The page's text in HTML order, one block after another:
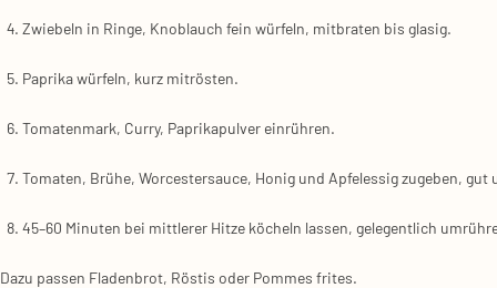
Zwie­beln in Rin­ge, Knob­lauch fein wür­feln, mit­bra­ten bis gla­sig.
Papri­ka wür­feln, kurz mit­rös­ten.
Toma­ten­mark, Cur­ry, Papri­ka­pul­ver ein­rüh­ren.
Toma­ten, Brü­he, Worces­ter­sauce, Honig und Apfel­es­sig zuge­ben, gut
45–60 Minu­ten bei mitt­le­rer Hit­ze köcheln las­sen, gele­gent­lich
Dazu pas­sen Fla­den­brot, Rös­tis oder Pom­mes fri­tes.